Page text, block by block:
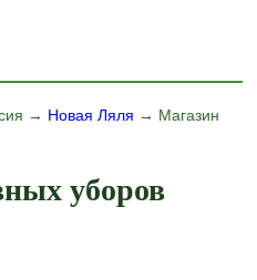
→ Новая Ляля → Магазин
уборов